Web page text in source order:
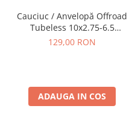
Cauciuc / Anvelopă Offroad
Tubeless 10x2.75-6.5
KuKirin G2/G2 Master 2025
129,00 RON
ADAUGA IN COS